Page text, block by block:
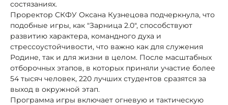
состязаниях.
Проректор СКФУ Оксана Кузнецова подчеркнула, что
подобные игры, как "Зарница 2.0", способствуют
развитию характера, командного духа и
стрессоустойчивости, что важно как для служения
Родине, так и для жизни в целом. После масштабных
отборочных этапов, в которых приняли участие более
54 тысяч человек, 220 лучших студентов сразятся за
выход в окружной этап.
Программа игры включает огневую и тактическую